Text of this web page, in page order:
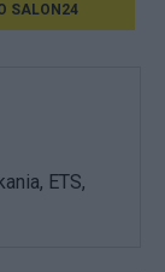
SALON24
ETS,